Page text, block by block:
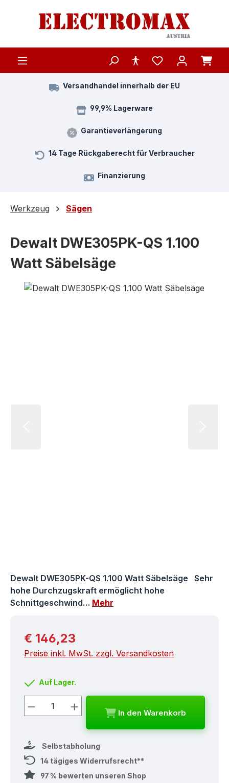
Zum Hauptinhalt springen
Versandhandel innerhalb der EU
99,9% Lagerware
Garantieverlängerung
14 Tage Rückgaberecht für Verbraucher
Finanzierung
Werkzeug Sägen
Dewalt DWE305PK-QS 1.100
Watt Säbelsäge
Bildergalerie überspringen
Dewalt DWE305PK-QS 1.100 Watt Säbelsäge Sehr
hohe Durchzugskraft ermöglicht hohe
Schnittgeschwind… Mehr
Regulärer Preis:
€ 146,23
Preise inkl. MwSt. zzgl. Versandkosten
Auf Lager.
Produkt Anzahl: Gib den
In den Warenkorb
Selbstabholung
14 tägiges Widerrufsrecht**
97 % bewerten unseren Shop